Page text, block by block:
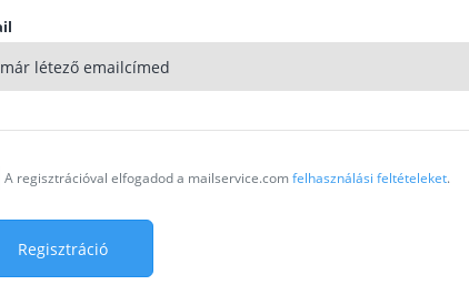
A regisztrációval elfogadod a mailservice.comfelhasználási feltételeket.
Regisztráció